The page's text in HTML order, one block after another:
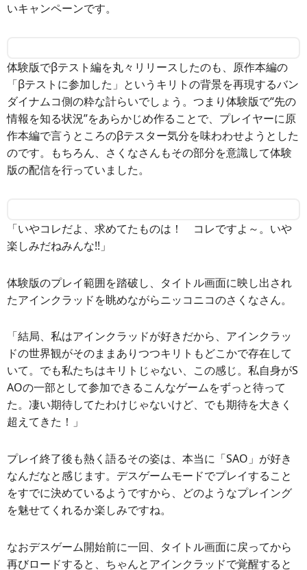
いキャンペーンです。
体験版でβテスト編を丸々リリースしたのも、原作本編の
「βテストに参加した」というキリトの背景を再現するバン
ダイナムコ側の粋な計らいでしょう。つまり体験版で“先の
情報を知る状況”をあらかじめ作ることで、プレイヤーに原
作本編で言うところのβテスター気分を味わわせようとした
のです。もちろん、さくなさんもその部分を意識して体験
版の配信を行っていました。
「いやコレだよ、求めてたものは！ コレですよ～。いや
楽しみだねみんな!!」
体験版のプレイ範囲を踏破し、タイトル画面に映し出され
たアインクラッドを眺めながらニッコニコのさくなさん。
「結局、私はアインクラッドが好きだから、アインクラッ
ドの世界観がそのままありつつキリトもどこかで存在して
いて。でも私たちはキリトじゃない、この感じ。私自身がS
AOの一部として参加できるこんなゲームをずっと待って
た。凄い期待してたわけじゃないけど、でも期待を大きく
超えてきた！」
プレイ終了後も熱く語るその姿は、本当に「SAO」が好き
なんだなと感じます。デスゲームモードでプレイすること
をすでに決めているようですから、どのようなプレイング
を魅せてくれるか楽しみですね。
なおデスゲーム開始前に一回、タイトル画面に戻ってから
再びロードすると、ちゃんとアインクラッドで覚醒すると